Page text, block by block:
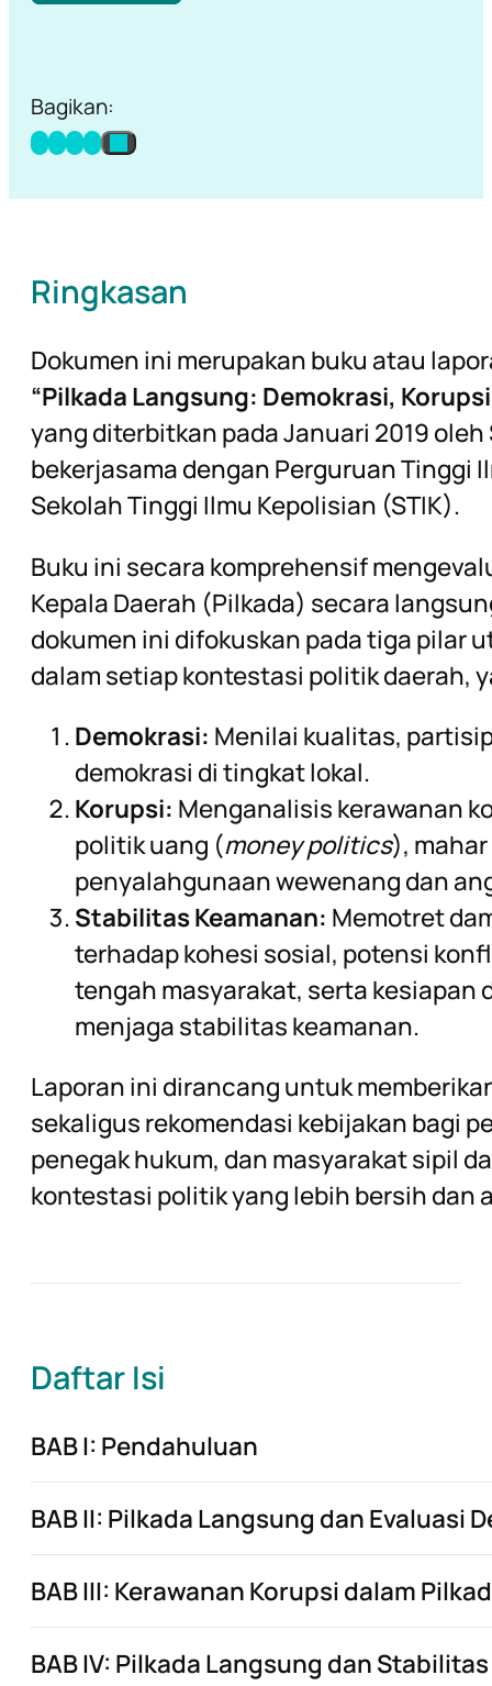
Bagikan:
Ringkasan
Dokumen ini merupakan buku atau
“Pilkada Langsung: Demokrasi,
yang diterbitkan pada Januari 2019 oleh
bekerjasama dengan Perguruan Tinggi
Sekolah Tinggi Ilmu Kepolisian (STIK).
Buku ini secara komprehensif
Kepala Daerah (Pilkada) secara
dokumen ini difokuskan pada tiga pilar
dalam setiap kontestasi politik daerah,
Demokrasi: Menilai kualitas,
demokrasi di tingkat lokal.
Korupsi: Menganalisis kerawanan
politik uang (money politics),
penyalahgunaan wewenang dan
Stabilitas Keamanan: Memotret
terhadap kohesi sosial, potensi
tengah masyarakat, serta kesiapan
menjaga stabilitas keamanan.
Laporan ini dirancang untuk
sekaligus rekomendasi kebijakan bagi
penegak hukum, dan masyarakat sipil
kontestasi politik yang lebih bersih dan
Daftar Isi
BAB I: Pendahuluan
BAB II: Pilkada Langsung dan Evaluasi
BAB III: Kerawanan Korupsi dalam
BAB IV: Pilkada Langsung dan